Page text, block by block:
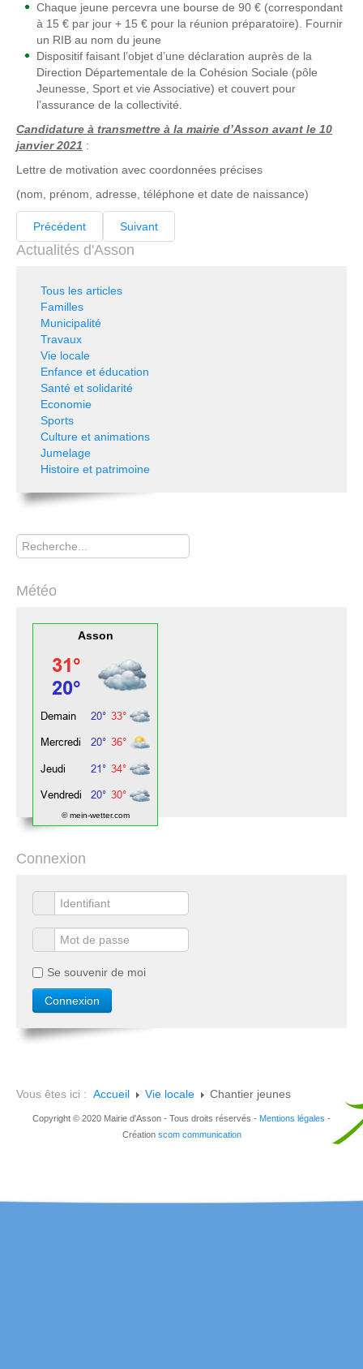
Chaque jeune percevra une bourse de 90 € (correspondant
à 15 € par jour + 15 € pour la réunion préparatoire). Fournir
un RIB au nom du jeune
Dispositif faisant l’objet d’une déclaration auprès de la
Direction Départementale de la Cohésion Sociale (pôle
Jeunesse, Sport et vie Associative) et couvert pour
l’assurance de la collectivité.
Candidature à transmettre à la mairie d’Asson avant le 10
janvier 2021 :
Lettre de motivation avec coordonnées précises
(nom, prénom, adresse, téléphone et date de naissance)
Précédent Suivant
Actualités d'Asson
Tous les articles
Familles
Municipalité
Travaux
Vie locale
Enfance et éducation
Santé et solidarité
Economie
Sports
Culture et animations
Jumelage
Histoire et patrimoine
Rechercher
Météo
Asson
© mein-wetter.com
Connexion
Se souvenir de moi
Vous êtes ici : Accueil Vie locale Chantier jeunes
Copyright © 2020 Mairie d'Asson - Tous droits réservés - Mentions légales -
Création scom communication